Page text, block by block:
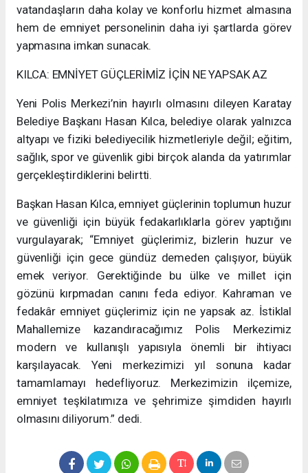
vatandaşların daha kolay ve konforlu hizmet almasına
hem de emniyet personelinin daha iyi şartlarda görev
yapmasına imkan sunacak.
KILCA: EMNİYET GÜÇLERİMİZ İÇİN NE YAPSAK AZ
Yeni Polis Merkezi’nin hayırlı olmasını dileyen Karatay
Belediye Başkanı Hasan Kılca, belediye olarak yalnızca
altyapı ve fiziki belediyecilik hizmetleriyle değil; eğitim,
sağlık, spor ve güvenlik gibi birçok alanda da yatırımlar
gerçekleştirdiklerini belirtti.
Başkan Hasan Kılca, emniyet güçlerinin toplumun huzur
ve güvenliği için büyük fedakarlıklarla görev yaptığını
vurgulayarak; “Emniyet güçlerimiz, bizlerin huzur ve
güvenliği için gece gündüz demeden çalışıyor, büyük
emek veriyor. Gerektiğinde bu ülke ve millet için
gözünü kırpmadan canını feda ediyor. Kahraman ve
fedakâr emniyet güçlerimiz için ne yapsak az. İstiklal
Mahallemize kazandıracağımız Polis Merkezimiz
modern ve kullanışlı yapısıyla önemli bir ihtiyacı
karşılayacak. Yeni merkezimizi yıl sonuna kadar
tamamlamayı hedefliyoruz. Merkezimizin ilçemize,
emniyet teşkilatımıza ve şehrimize şimdiden hayırlı
olmasını diliyorum.” dedi.